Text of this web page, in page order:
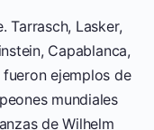
Tarrasch, Lasker,
Capablanca,
ejemplos de
mundiales
de Wilhelm